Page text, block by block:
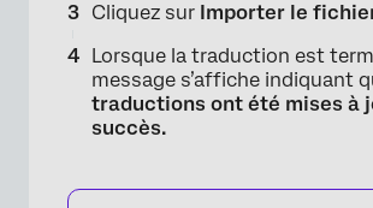
Cliquez sur Importer le
Lorsque la traduction est
message s’affiche indiquant
traductions ont été mises à
succès.